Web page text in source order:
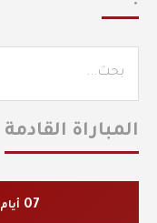
المباراة القادمة
07 أيام